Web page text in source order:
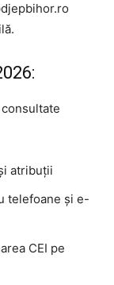
atribuții
telefoane și e-
CEI pe